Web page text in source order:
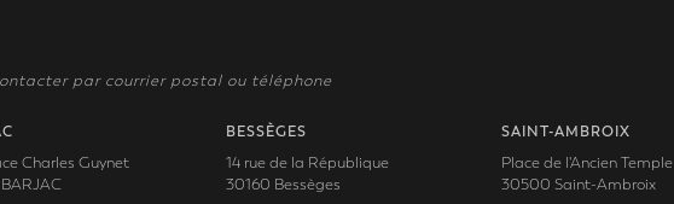
par courrier postal ou téléphone
Charles Guynet
BESSÈGES
14 rue de la République
30160 Bessèges
SAINT-AMBROIX
Place de l'Ancien Temple
30500 Saint-Ambroix